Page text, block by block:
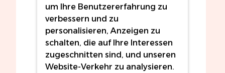
15 % RABATT
um Ihre Benutzererfahrung zu
verbessern und zu
personalisieren, Anzeigen zu
schalten, die auf Ihre Interessen
zugeschnitten sind, und unseren
Website-Verkehr zu analysieren.